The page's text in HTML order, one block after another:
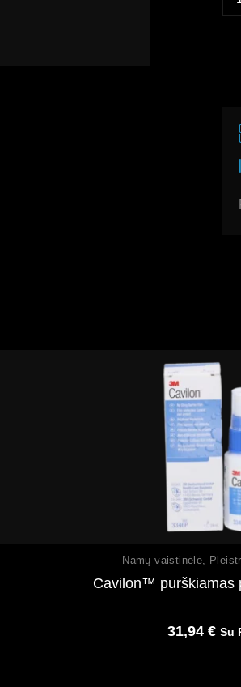
Namų vaistinėlė,
Cavilon™ purškiamas
31,94 € Su